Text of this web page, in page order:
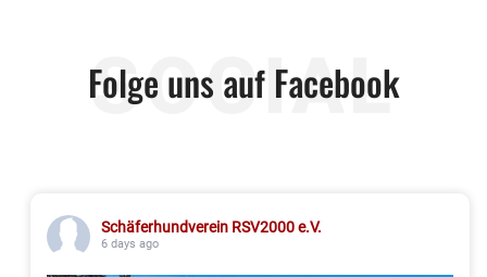
Folge uns auf Facebook
SOCIAL
Schäferhundverein RSV2000 e.V.
6 days ago